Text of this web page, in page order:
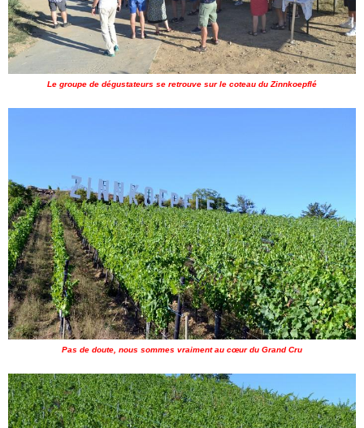
Le groupe de dégustateurs se retrouve sur le coteau du Zinnkoepflé
Pas de doute, nous sommes vraiment au cœur du Grand Cru